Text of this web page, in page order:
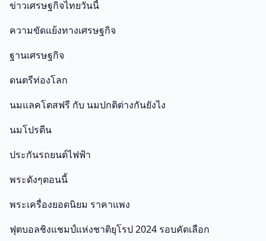
ข่าวเศรษฐกิจไทยวันนี้
ความขัดแย้งทางเศรษฐกิจ
ฐานเศรษฐกิจ
ดนตรีท่องโลก
นมแลคโตสฟรี กับ นมปกติต่างกันยังไง
นมโปรตีน
ประกันรถยนต์ไฟฟ้า
พระดังๆตอนนี้
พระเครื่องยอดนิยม ราคาแพง
ฟุตบอลชิงแชมป์แห่งชาติยุโรป 2024 รอบคัดเลือก